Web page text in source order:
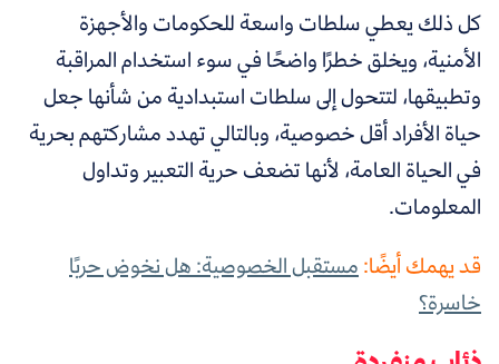
كل ذلك يعطي سلطات واسعة للحكومات والأجهزة
الأمنية، ويخلق خطرًا واضحًا في سوء استخدام المراقبة
وتطبيقها، لتتحول إلى سلطات استبدادية من شأنها جعل
حياة الأفراد أقل خصوصية، وبالتالي تهدد مشاركتهم بحرية
في الحياة العامة، لأنها تضعف حرية التعبير وتداول
المعلومات.
قد يهمك أيضًا:مستقبل الخصوصية: هل نخوض حربًا
خاسرة؟